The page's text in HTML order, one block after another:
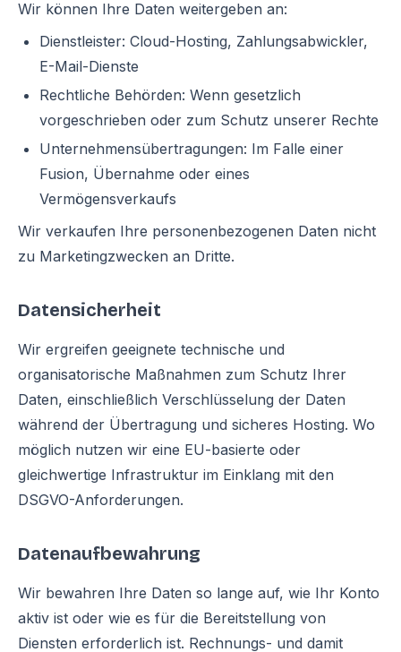
Wir können Ihre Daten weitergeben an:
Dienstleister: Cloud-Hosting, Zahlungsabwickler,
E-Mail-Dienste
Rechtliche Behörden: Wenn gesetzlich
vorgeschrieben oder zum Schutz unserer Rechte
Unternehmensübertragungen: Im Falle einer
Fusion, Übernahme oder eines
Vermögensverkaufs
Wir verkaufen Ihre personenbezogenen Daten nicht
zu Marketingzwecken an Dritte.
Datensicherheit
Wir ergreifen geeignete technische und
organisatorische Maßnahmen zum Schutz Ihrer
Daten, einschließlich Verschlüsselung der Daten
während der Übertragung und sicheres Hosting. Wo
möglich nutzen wir eine EU-basierte oder
gleichwertige Infrastruktur im Einklang mit den
DSGVO-Anforderungen.
Datenaufbewahrung
Wir bewahren Ihre Daten so lange auf, wie Ihr Konto
aktiv ist oder wie es für die Bereitstellung von
Diensten erforderlich ist. Rechnungs- und damit